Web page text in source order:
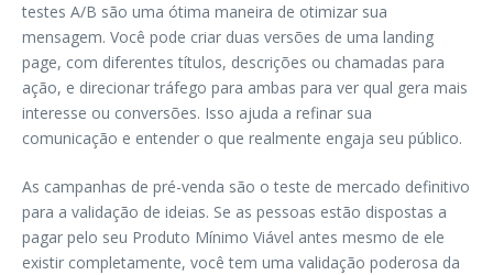
testes A/B são uma ótima maneira de otimizar sua
mensagem. Você pode criar duas versões de uma landing
page, com diferentes títulos, descrições ou chamadas para
ação, e direcionar tráfego para ambas para ver qual gera mais
interesse ou conversões. Isso ajuda a refinar sua
comunicação e entender o que realmente engaja seu público.
As campanhas de pré-venda são o teste de mercado definitivo
para a validação de ideias. Se as pessoas estão dispostas a
pagar pelo seu Produto Mínimo Viável antes mesmo de ele
existir completamente, você tem uma validação poderosa da